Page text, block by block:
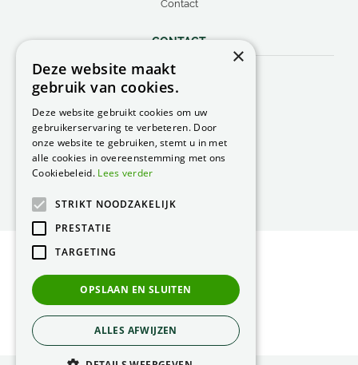
Contact
CONTACT
Peacock Garden Supports
Industrieweg 22
Nederland
0499 57 40 80
F. 0499 57 40 84
E.peacock@peacock.nl
Privacy Statement
Green Solutions
×
Deze website maakt
gebruik van cookies.
Deze website gebruikt cookies om uw
gebruikerservaring te verbeteren. Door
onze website te gebruiken, stemt u in met
alle cookies in overeenstemming met ons
Cookiebeleid. Lees verder
STRIKT NOODZAKELIJK
PRESTATIE
TARGETING
OPSLAAN EN SLUITEN
ALLES AFWIJZEN